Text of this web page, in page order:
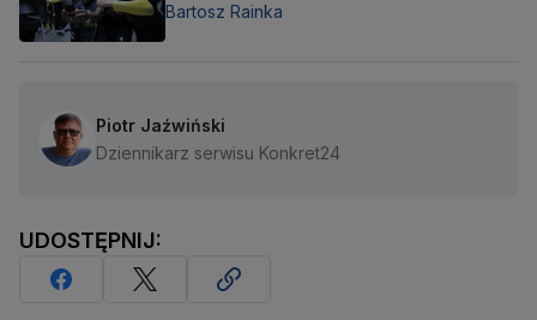
Bartosz Rainka
Piotr Jaźwiński
Dziennikarz serwisu Konkret24
UDOSTĘPNIJ: